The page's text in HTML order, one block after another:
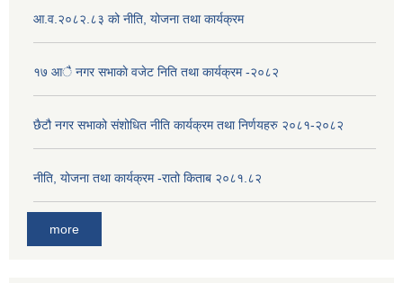
आ.व.२०८२.८३ को नीति, योजना तथा कार्यक्रम
१७ आै नगर सभाकाे वजेट निति तथा कार्यक्रम -२०८२
छैटौ नगर सभाको संशोधित नीति कार्यक्रम तथा निर्णयहरु २०८१-२०८२
नीति, योजना तथा कार्यक्रम -रातो किताब २०८१.८२
more